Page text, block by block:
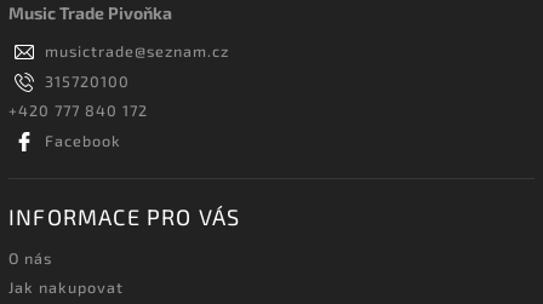
Music Trade Pivoňka
musictrade@seznam.cz
315720100
+420 777 840 172
Facebook
INFORMACE PRO VÁS
O nás
Jak nakupovat